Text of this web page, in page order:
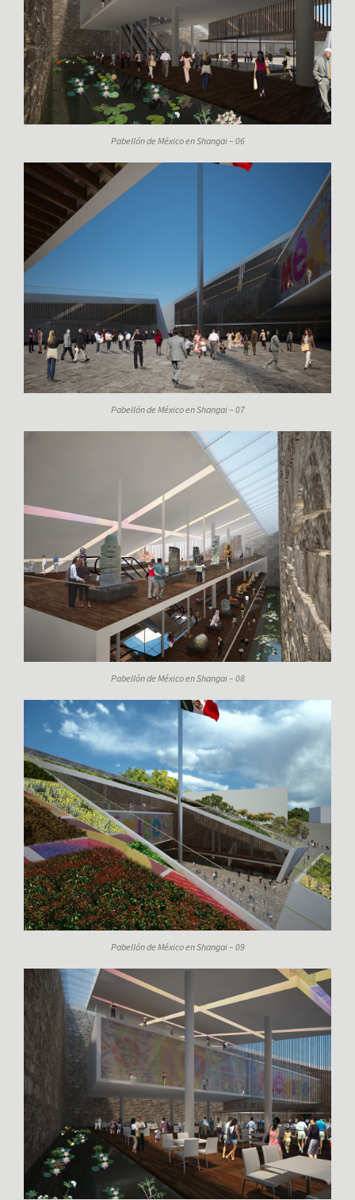
Pabellón de México en Shangai – 06
Pabellón de México en Shangai – 07
Pabellón de México en Shangai – 08
Pabellón de México en Shangai – 09